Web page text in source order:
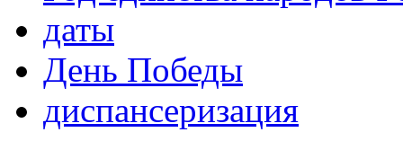
даты
День Победы
диспансеризация